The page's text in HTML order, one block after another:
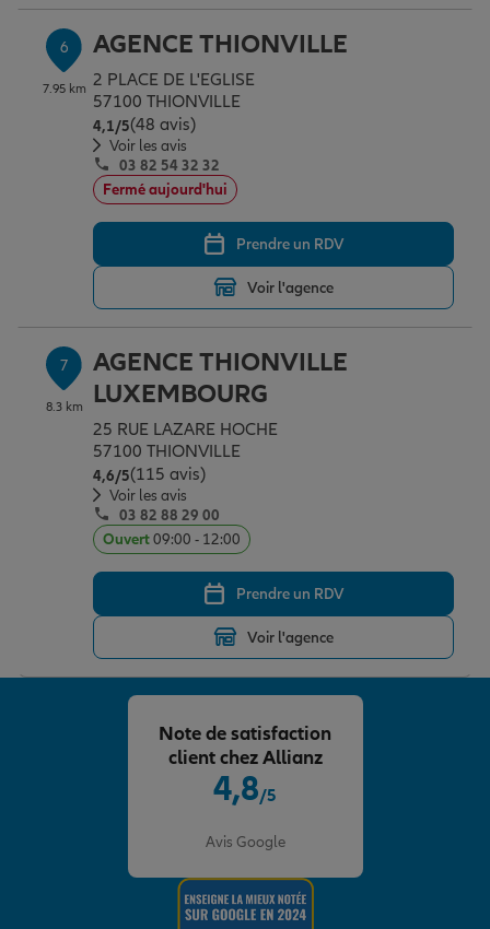
6
7.95 km
AGENCE THIONVILLE
2 PLACE DE L'EGLISE
57100 THIONVILLE
4,1/5Note de 4.1 sur 5
(48 avis)
Voir les avis
03 82 54 32 32
Fermé aujourd'hui
Prendre un RDV
Voir l'agence
7
8.3 km
AGENCE THIONVILLE
LUXEMBOURG
25 RUE LAZARE HOCHE
57100 THIONVILLE
4,6/5Note de 4.6 sur 5
(115 avis)
Voir les avis
03 82 88 29 00
Ouvert09:00 - 12:00
Prendre un RDV
Voir l'agence
4,8/5
Avis Google
Note de satisfaction
client chez Allianz